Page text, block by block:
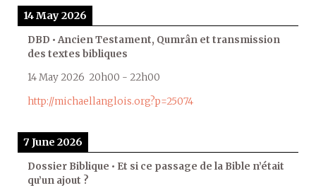
14 May 2026
DBD • Ancien Testament, Qumrân et transmission
des textes bibliques
14 May 2026 20h00 - 22h00
http://michaellanglois.org?p=25074
7 June 2026
Dossier Biblique • Et si ce passage de la Bible n’était
qu’un ajout ?